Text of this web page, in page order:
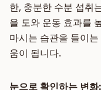
한, 충분한 수분 섭취
을 도와 운동 효과를
마시는 습관을 들이는
움이 됩니다.
눈으로 확인하는 변